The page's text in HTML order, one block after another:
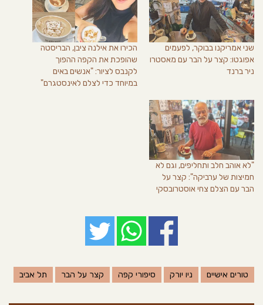
שני אמריקנו בבוקר, לפעמים
אפוגטו: קצר על הבר עם מאסטרו
ניר ברנד
הכירו את אילנה ציבן, הבריסטה
שהופכת את הקפה ההפוך
לקנבס לציור: "אנשים באים
במיוחד כדי לצלם לאינסטגרם"
"לא אוהב חלב ותחליפים, וגם לא
חמיצות של ערביקה": קצר על
הבר עם הצלם צחי אוסטרובסקי
טורים אישיים ניו יורק סיפורי קפה קצר על הבר תל אביב